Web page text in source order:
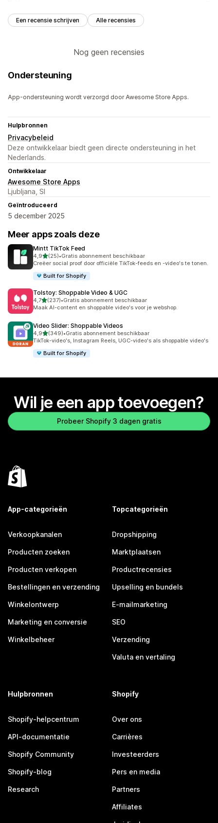
Een recensie schrijven Alle recensies
Nog geen recensies
Ondersteuning
App-ondersteuning wordt verzorgd door Awesome Store Apps.
Hulpbronnen
Privacybeleid
Deze ontwikkelaar biedt geen directe ondersteuning in het
Nederlands.
Ontwikkelaar
Awesome Store Apps
Ljubljana, SI
Geïntroduceerd
5 december 2025
Meer apps zoals deze
Mintt TikTok Feed
4,9van 5 sterren
(25)
25 recensies in totaal
•Gratis abonnement beschikbaar
Creëer social proof door officiële TikTok-feeds en -video's te tonen.
Built for Shopify
Tolstoy: Shoppable Video & UGC
4,7van 5 sterren
(237)
237 recensies in totaal
•Gratis abonnement beschikbaar
Maak AI-content en shoppable video's voor je webshop.
Video Slider: Shoppable Videos
4,9van 5 sterren
(349)
349 recensies in totaal
•Gratis abonnement beschikbaar
TikTok-video's, Instagram Reels, UGC-video's als shoppable video's
Built for Shopify
Wil je een app toevoegen?
Probeer Shopify 3 dagen gratis
App-categorieën
Verkoopkanalen
Producten zoeken
Producten verkopen
Bestellingen en verzending
Winkelontwerp
Marketing en conversie
Winkelbeheer
Topcategorieën
Dropshipping
Marktplaatsen
Productrecensies
Upselling en bundels
E-mailmarketing
SEO
Verzending
Valuta en vertaling
Hulpbronnen
Shopify-helpcentrum
API-documentatie
Shopify Community
Shopify-blog
Research
Shopify
Over ons
Carrières
Investeerders
Pers en media
Partners
Affiliates